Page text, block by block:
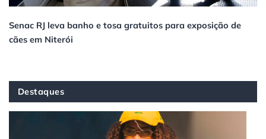
Senac RJ leva banho e tosa gratuitos para exposição de
cães em Niterói
Destaques